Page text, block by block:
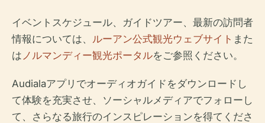
イベントスケジュール、ガイドツアー、最新の訪問者
情報については、 ルーアン公式観光ウェブサイト また
は ノルマンディー観光ポータルをご参照ください。
Audialaアプリでオーディオガイドをダウンロードし
て体験を充実させ、ソーシャルメディアでフォローし
て、さらなる旅行のインスピレーションを得てくださ